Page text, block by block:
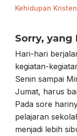
Kehidupan Kristen
Sorry, yang
Hari-hari
kegiatan-
Senin sampai
Jumat, harus
Pada sore
pelajaran
menjadi lebih